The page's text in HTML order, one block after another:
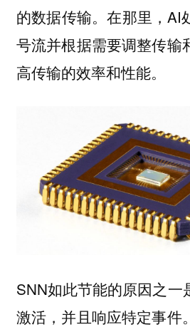
的数据传输。在那里，AI
号流并根据需要调整传输
高传输的效率和性能。
SNN如此节能的原因之一
激活，并且响应特定事件